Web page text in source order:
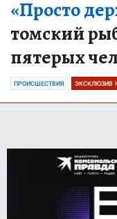
«Просто
томский
пятерых
ПРОИСШЕСТВИЯ ЭКСКЛЮЗИВ